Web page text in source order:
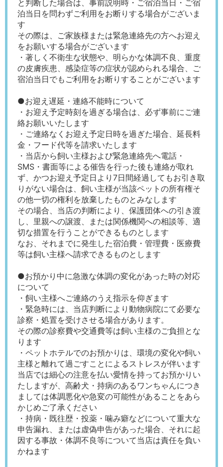
と判断した場合は、事前説明時・ご宿泊当日・ご宿
泊当日を問わずご利用をお断りする場合がございま
す
その際は、ご家族様または緊急連絡先の方へお迎え
をお願いする場合がございます
・著しく不衛生な状態や、明らかな体調不良、重度
の皮膚疾患、感染症等の症状が認められる場合、ご
宿泊当日でもご利用をお断りすることがございます
●お迎え遅延・連絡不能時について
・お迎え予定時刻を過ぎる場合は、必ず事前にご連
絡お願いいたします
・ご連絡なくお迎え予定日時を過ぎた場合、延長料
金・フード代等を請求いたします
・当店から飼い主様および緊急連絡先へ電話・
SMS・書面等による催告を行った後も連絡が取れ
ず、かつお迎え予定日より7日間経過してもお引き取
りがない場合は、飼い主様が当該ペットの所有権そ
の他一切の権利を放棄したものとみなします
その場合、当店の判断により、保護団体への引き渡
し、里親への譲渡、または関係機関への相談等、適
切な措置を行うことができるものとします
なお、それまでに発生した宿泊費・管理費・医療費
等は飼い主様へ請求できるものとします
●お預かり中に急激な体調の変化があった時の対応
について
・飼い主様へご連絡のうえ指示を仰ぎます
・緊急時には、当店判断により動物病院にて必要な
診察・処置を受けさせる場合があります。
その際の診察費や交通費等は飼い主様のご負担とな
ります
・ペットホテルでのお預かりは、環境の変化や飼い
主様と離れて過ごすことによるストレスが伴います
当店では細心の注意を払い愛情を持ってお預かりい
たしますが、高齢犬・持病のあるワンちゃんにつき
ましては体調悪化や急変の可能性があることをあら
かじめご了承ください
・持病・既往歴・投薬・噛み癖などについて重大な
申告漏れ、または虚偽申告があった場合、それに起
因する事故・体調不良等について当店は責任を負い
かねます